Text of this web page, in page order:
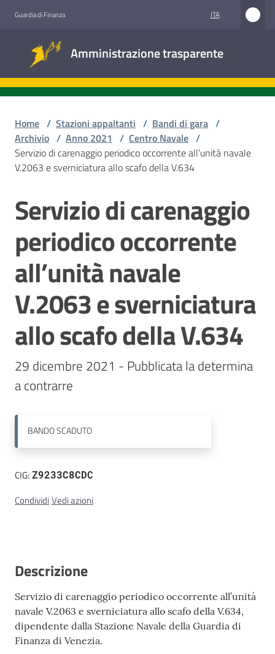
Guardia di Finanza ITA
Amministrazione trasparente
trasparente
Accesso
Stazioni
appaltanti
Contatti
Home / Stazioni appaltanti / Bandi di gara /
Archivio / Anno 2021 / Centro Navale /
Servizio di carenaggio periodico occorrente all’unità navale
V.2063 e sverniciatura allo scafo della V.634
Salta al contenuto
Servizio di carenaggio
periodico occorrente
all’unità navale
V.2063 e sverniciatura
allo scafo della V.634
29 dicembre 2021 - Pubblicata la determina
a contrarre
BANDOSCADUTO
CIG:Z9233C8CDC
CondividiVedi azioni
Descrizione
Servizio di carenaggio periodico occorrente all’unità
navale V.2063 e sverniciatura allo scafo della V.634,
dipendente dalla Stazione Navale della Guardia di
Finanza di Venezia.